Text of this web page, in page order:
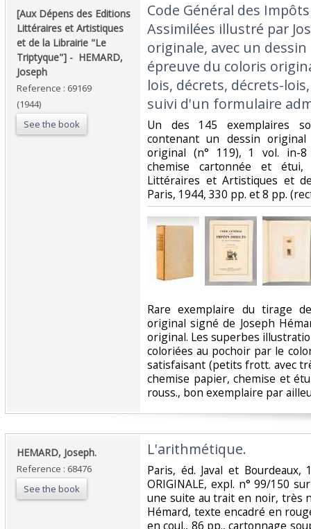
‎[Aux Dépens des Editions
Littéraires et Artistiques
et de la Librairie "Le
Triptyque"] - ‎ ‎HEMARD,
Joseph‎
Reference : 69169
(1944)
See the book
‎Code Général des
Assimilées illustré par
originale, avec un
épreuve du coloris
lois, décrets, décrets-
suivi d'un formulaire
‎Un des 145 exemplaires
contenant un dessin
original (n° 119), 1 vol. in-
chemise cartonnée et
Littéraires et Artistiques et
Paris, 1944, 330 pp. et 8 pp.
‎Rare exemplaire du tirage
original signé de Joseph
original. Les superbes
coloriées au pochoir par le
satisfaisant (petits frott. avec
chemise papier, chemise et
rouss., bon exemplaire par
‎HEMARD, Joseph.‎
Reference : 68476
See the book
‎L'arithmétique.‎
‎Paris, éd. Javal et Bourdeaux,
ORIGINALE, expl. n° 99/150
une suite au trait en noir, très
Hémard, texte encadré en
en coul., 86 pp., cartonnage